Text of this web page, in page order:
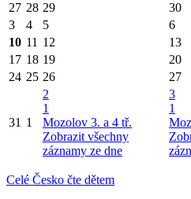
27 28 29 30
3
4 5 6
10 11 12 13
17 18 19 20
24 25 26 27
31 1
2
1
Mozolov 3. a 4 tř.
Zobrazit všechny
záznamy ze dne
3
1
Celé Česko čte dětem